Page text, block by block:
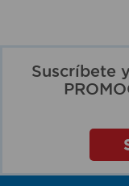
Suscríbete